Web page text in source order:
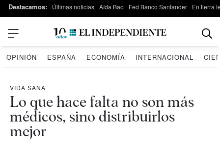
Destacamos: Últimas noticias Aída Bao Fed Banco Santander En tierra
OPINIÓN ESPAÑA ECONOMÍA INTERNACIONAL
VIDA SANA
Lo que hace falta no son más
médicos, sino distribuirlos
mejor